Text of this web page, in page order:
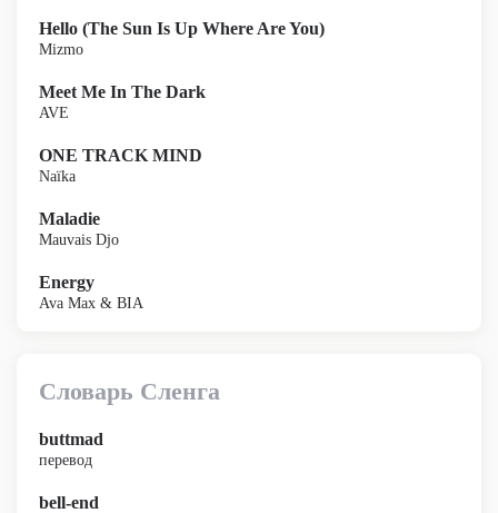
Hello (The Sun Is Up Where Are You)
Mizmo
Meet Me In The Dark
AVE
ONE TRACK MIND
Naïka
Maladie
Mauvais Djo
Energy
Ava Max & BIA
Словарь Сленга
buttmad
перевод
bell-end